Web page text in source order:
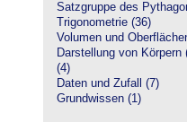
Satzgruppe des
Trigonometrie (36)
Volumen und
Darstellung von
(4)
Daten und Zufall (7)
Grundwissen (1)